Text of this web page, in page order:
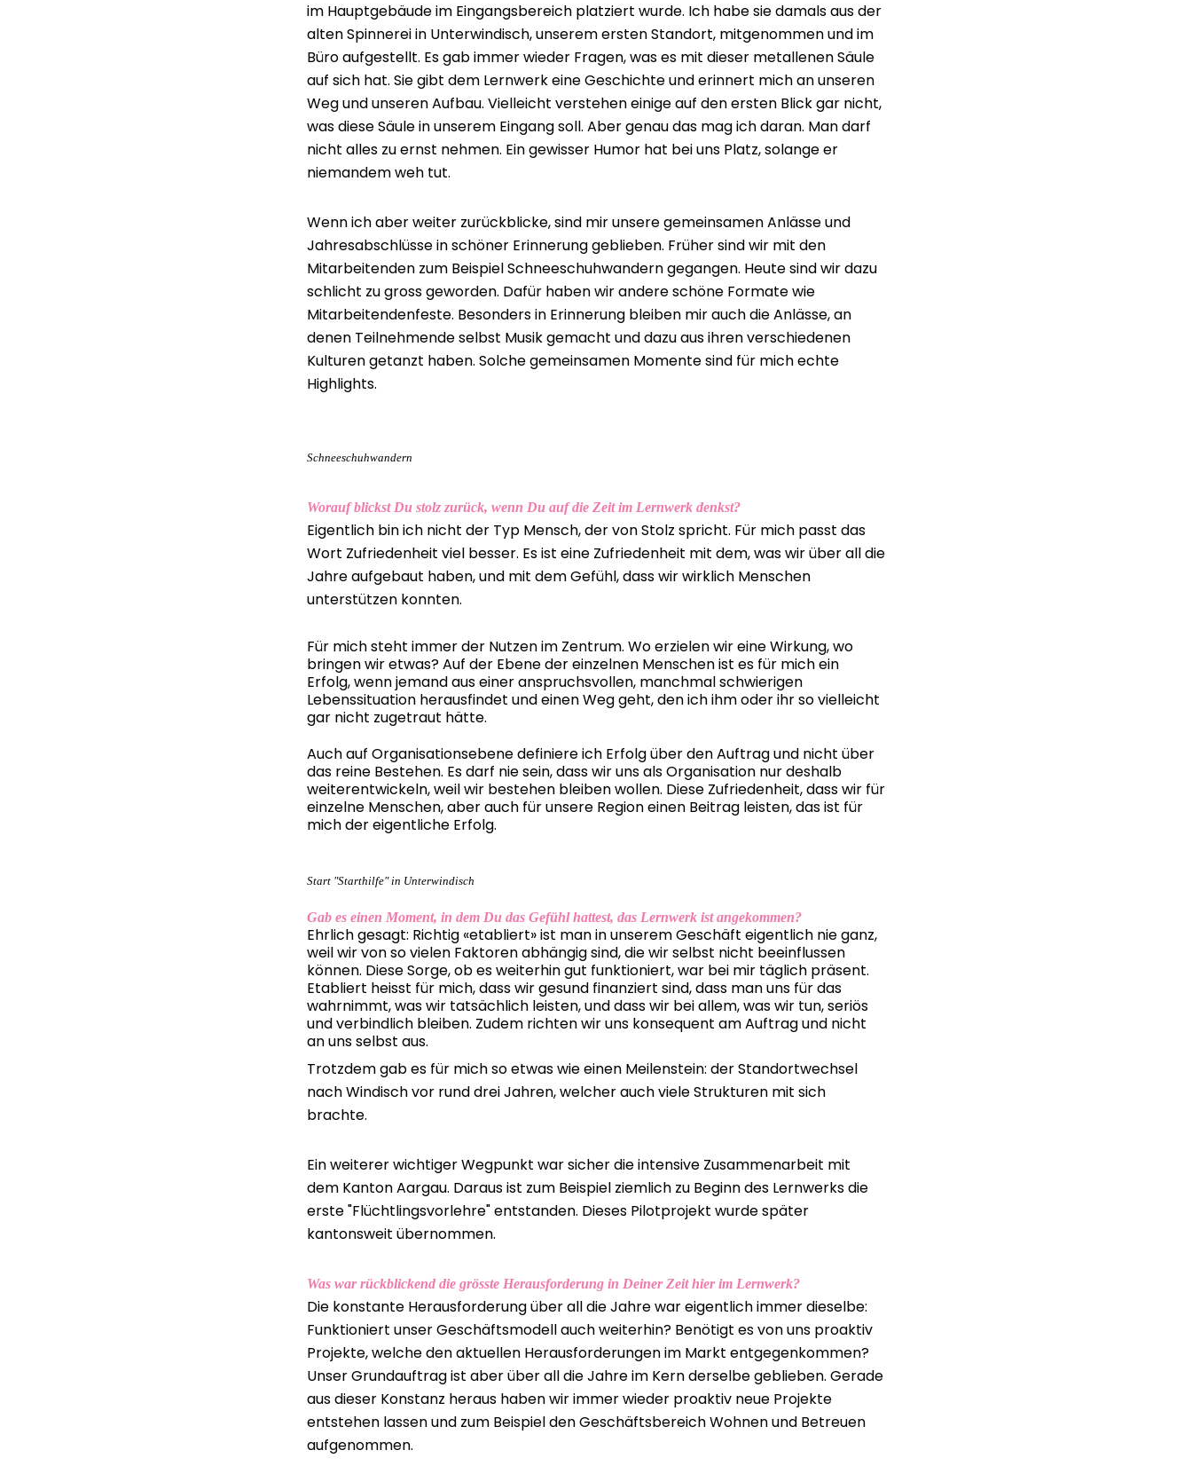
im Hauptgebäude im Eingangsbereich platziert wurde. Ich habe sie damals aus der
alten Spinnerei in Unterwindisch, unserem ersten Standort, mitgenommen und im
Büro aufgestellt. Es gab immer wieder Fragen, was es mit dieser metallenen Säule
auf sich hat. Sie gibt dem Lernwerk eine Geschichte und erinnert mich an unseren
Weg und unseren Aufbau. Vielleicht verstehen einige auf den ersten Blick gar nicht,
was diese Säule in unserem Eingang soll. Aber genau das mag ich daran. Man darf
nicht alles zu ernst nehmen. Ein gewisser Humor hat bei uns Platz, solange er
niemandem weh tut.
Wenn ich aber weiter zurückblicke, sind mir unsere gemeinsamen Anlässe und
Jahresabschlüsse in schöner Erinnerung geblieben. Früher sind wir mit den
Mitarbeitenden zum Beispiel Schneeschuhwandern gegangen. Heute sind wir dazu
schlicht zu gross geworden. Dafür haben wir andere schöne Formate wie
Mitarbeitendenfeste. Besonders in Erinnerung bleiben mir auch die Anlässe, an
denen Teilnehmende selbst Musik gemacht und dazu aus ihren verschiedenen
Kulturen getanzt haben. Solche gemeinsamen Momente sind für mich echte
Highlights.
Schneeschuhwandern
Worauf blickst Du stolz zurück, wenn Du auf die Zeit im Lernwerk denkst?
Eigentlich bin ich nicht der Typ Mensch, der von Stolz spricht. Für mich passt das
Wort Zufriedenheit viel besser. Es ist eine Zufriedenheit mit dem, was wir über all die
Jahre aufgebaut haben, und mit dem Gefühl, dass wir wirklich Menschen
unterstützen konnten.
Für mich steht immer der Nutzen im Zentrum. Wo erzielen wir eine Wirkung, wo
bringen wir etwas? Auf der Ebene der einzelnen Menschen ist es für mich ein
Erfolg, wenn jemand aus einer anspruchsvollen, manchmal schwierigen
Lebenssituation herausfindet und einen Weg geht, den ich ihm oder ihr so vielleicht
gar nicht zugetraut hätte.
Auch auf Organisationsebene definiere ich Erfolg über den Auftrag und nicht über
das reine Bestehen. Es darf nie sein, dass wir uns als Organisation nur deshalb
weiterentwickeln, weil wir bestehen bleiben wollen. Diese Zufriedenheit, dass wir für
einzelne Menschen, aber auch für unsere Region einen Beitrag leisten, das ist für
mich der eigentliche Erfolg.
Start "Starthilfe" in Unterwindisch
Gab es einen Moment, in dem Du das Gefühl hattest, das Lernwerk ist angekommen?
Ehrlich gesagt: Richtig «etabliert» ist man in unserem Geschäft eigentlich nie ganz,
weil wir von so vielen Faktoren abhängig sind, die wir selbst nicht beeinflussen
können. Diese Sorge, ob es weiterhin gut funktioniert, war bei mir täglich präsent.
Etabliert heisst für mich, dass wir gesund finanziert sind, dass man uns für das
wahrnimmt, was wir tatsächlich leisten, und dass wir bei allem, was wir tun, seriös
und verbindlich bleiben. Zudem richten wir uns konsequent am Auftrag und nicht
an uns selbst aus.
Trotzdem gab es für mich so etwas wie einen Meilenstein: der Standortwechsel
nach Windisch vor rund drei Jahren, welcher auch viele Strukturen mit sich
brachte.
Ein weiterer wichtiger Wegpunkt war sicher die intensive Zusammenarbeit mit
dem Kanton Aargau. Daraus ist zum Beispiel ziemlich zu Beginn des Lernwerks die
erste "Flüchtlingsvorlehre" entstanden. Dieses Pilotprojekt wurde später
kantonsweit übernommen.
Was war rückblickend die grösste Herausforderung in Deiner Zeit hier im Lernwerk?
Die konstante Herausforderung über all die Jahre war eigentlich immer dieselbe:
Funktioniert unser Geschäftsmodell auch weiterhin? Benötigt es von uns proaktiv
Projekte, welche den aktuellen Herausforderungen im Markt entgegenkommen?
Unser Grundauftrag ist aber über all die Jahre im Kern derselbe geblieben. Gerade
aus dieser Konstanz heraus haben wir immer wieder proaktiv neue Projekte
entstehen lassen und zum Beispiel den Geschäftsbereich Wohnen und Betreuen
aufgenommen.